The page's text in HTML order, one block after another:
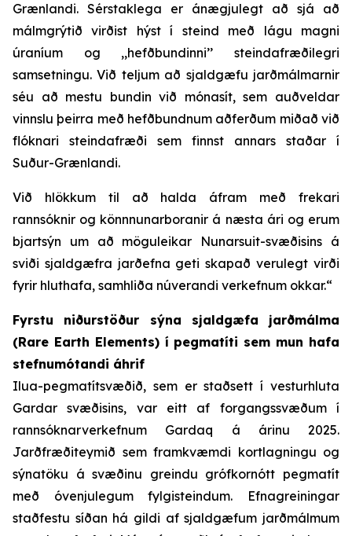
Grænlandi. Sérstaklega er ánægjulegt að sjá að
málmgrýtið virðist hýst í steind með lágu magni
úraníum og ,,hefðbundinni’’ steindafræðilegri
samsetningu. Við teljum að sjaldgæfu jarðmálmarnir
séu að mestu bundin við mónasít, sem auðveldar
vinnslu þeirra með hefðbundnum aðferðum miðað við
flóknari steindafræði sem finnst annars staðar í
Suður-Grænlandi.
Við hlökkum til að halda áfram með frekari
rannsóknir og könnnunarboranir á næsta ári og erum
bjartsýn um að möguleikar Nunarsuit-svæðisins á
sviði sjaldgæfra jarðefna geti skapað verulegt virði
fyrir hluthafa, samhliða núverandi verkefnum okkar.“
Fyrstu niðurstöður sýna sjaldgæfa jarðmálma
(Rare Earth Elements) í pegmatíti sem mun hafa
stefnumótandi áhrif
Ilua-pegmatítsvæðið, sem er staðsett í vesturhluta
Gardar svæðisins, var eitt af forgangssvæðum í
rannsóknarverkefnum Gardaq á árinu 2025.
Jarðfræðiteymið sem framkvæmdi kortlagningu og
sýnatöku á svæðinu greindu grófkornótt pegmatít
með óvenjulegum fylgisteindum. Efnagreiningar
staðfestu síðan há gildi af sjaldgæfum jarðmálmum